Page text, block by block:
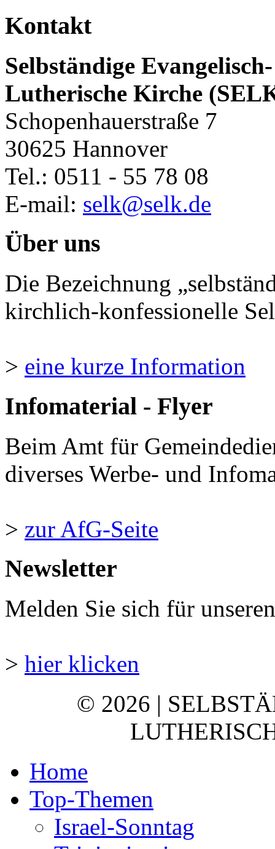
Kontakt
Selbständige Evangelisch-
Lutherische Kirche
Schopenhauerstraße 7
30625 Hannover
Tel.: 0511 - 55 78 08
E-mail: selk@selk.de
Über uns
Die Bezeichnung
kirchlich-konfessionelle
> eine kurze Information
Infomaterial - Flyer
Beim Amt für
diverses Werbe- und
> zur AfG-Seite
Newsletter
Melden Sie sich für
> hier klicken
© 2026 |
Home
Top-Themen
Israel-Sonntag